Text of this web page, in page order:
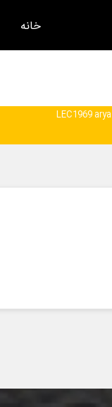
خانه
LEC1969 arya